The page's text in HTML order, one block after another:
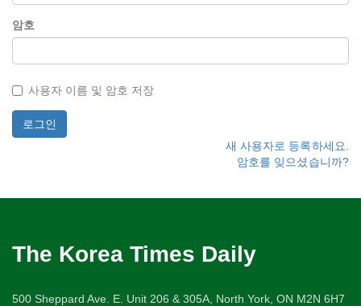
암호
사용자 이름 및 암호 저장
새 사용자로 등록하세요.
암호를 잊으셨습니까?
The Korea Times Daily
500 Sheppard Ave. E. Unit 206 & 305A, North York, ON M2N 6H7